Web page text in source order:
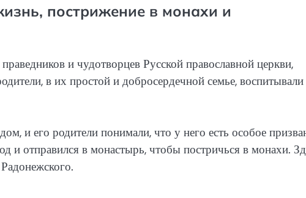
пострижение в монахи и
и чудотворцев Русской православной церкви,
в их простой и добросердечной семье, воспитывали
и его родители понимали, что у него есть особое
и отправился в монастырь, чтобы постричься в монахи.